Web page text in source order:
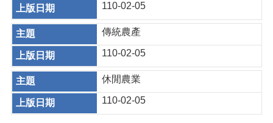
110-02-05
傳統農產
110-02-05
休閒農業
110-02-05